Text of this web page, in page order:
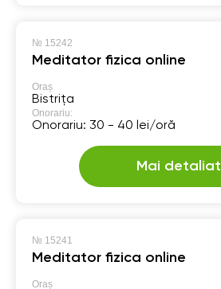
№ 15242
Meditator fizica online
Oraș
Bistrița
Onorariu:
Onorariu: 30 - 40 lei/oră
Mai detaliat
№ 15241
Meditator fizica online
Oraș